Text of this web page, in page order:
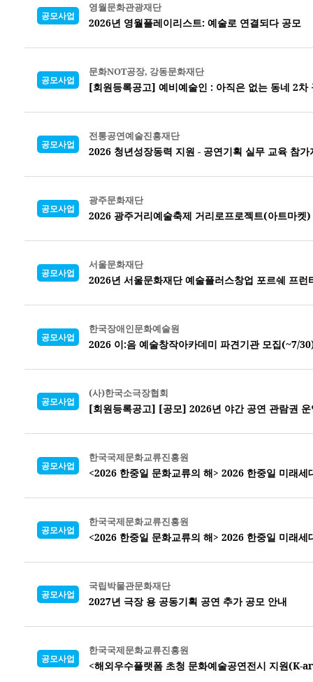
공모사업
영월문화관광재단
2026년 영월플레이리스트: 예술로 연결되다 공모
공모사업
문화NOT공장, 강동문화재단
[회원등록공고] 예비예술인 : 아직은 없는 동네 2차
공모사업
전통공연예술진흥재단
2026 청년성장동력 지원 - 공연기획 실무 교육 참가
공모사업
광주문화재단
2026 광주거리예술축제 거리로프로젝트(아트마켓
공모사업
서울문화재단
2026년 서울문화재단 예술플러스창업 포르쉐 프런
공모사업
한국장애인문화예술원
2026 이:음 예술창작아카데미 파견기관 모집(~7/
공모사업
(사)한국소극장협회
[회원등록공고] [공모] 2026년 야간 공연 관람권 운
공모사업
한국국제문화교류진흥원
<2026 한중일 문화교류의 해> 2026 한중일 미래
공모사업
한국국제문화교류진흥원
<2026 한중일 문화교류의 해> 2026 한중일 미래
공모사업
국립박물관문화재단
2027년 극장 용 공동기획 공연 추가 공모 안내
공모사업
한국국제문화교류진흥원
<해외우수플랫폼 초청 문화예술공연전시 지원